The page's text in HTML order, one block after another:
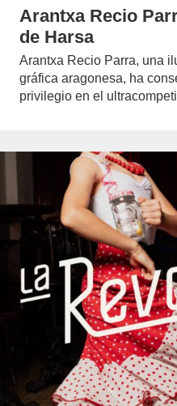
Arantxa Recio
de Harsa
Arantxa Recio Parra, una
gráfica aragonesa, ha
privilegio en el